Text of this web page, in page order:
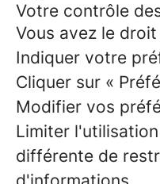
Votre contrôle
Vous avez le
Indiquer votre
Cliquer sur «
Modifier vos
Limiter
différente de